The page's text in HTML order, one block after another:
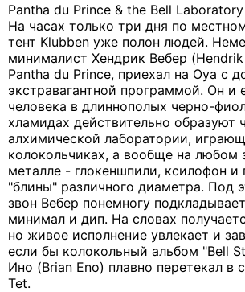
Pantha du Prince & the Bell Laboratory
На часах только три дня по
тент Klubben уже полон людей.
минималист Хендрик Вебер
Pantha du Prince, приехал на Oya с
экстравагантной программой. Он и
человека в длиннополых черно-
хламидах действительно образуют
алхимической лаборатории,
колокольчиках, а вообще на любом
металле - глокеншпили, ксилофон и
"блины" различного диаметра. Под
звон Вебер понемногу
минимал и дип. На словах
но живое исполнение увлекает и
если бы колокольный альбом "Bell
Ино (Brian Eno) плавно перетекал в
Tet.